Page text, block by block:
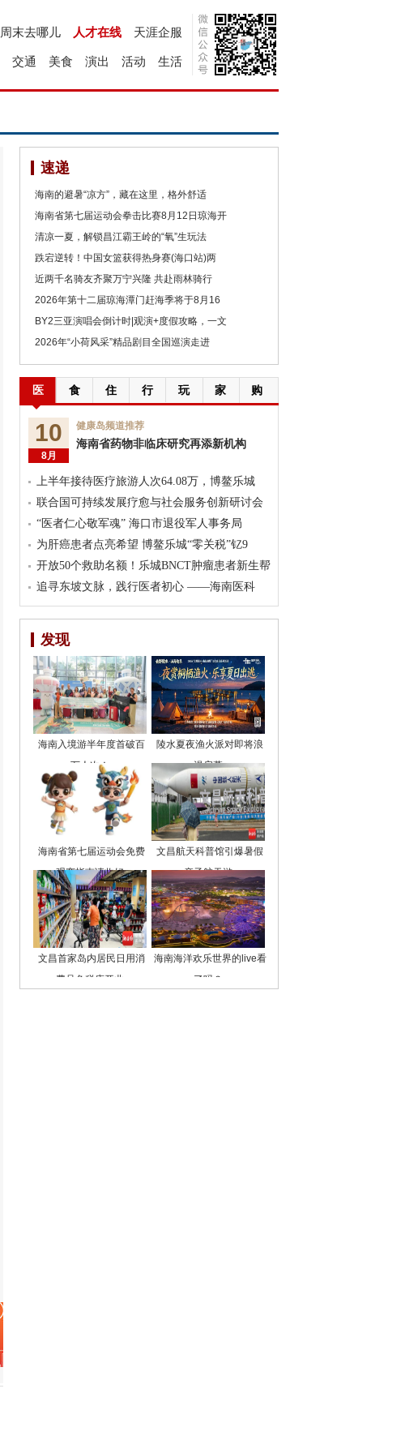
天涯企服
人才在线
周末去哪儿
生活
活动
演出
美食
交通
速递
海南的避暑“凉方”，藏在这里，格外舒适
海南省第七届运动会拳击比赛8月12日琼海开
清凉一夏，解锁昌江霸王岭的“氧”生玩法
跌宕逆转！中国女篮获得热身赛(海口站)两
近两千名骑友齐聚万宁兴隆 共赴雨林骑行
2026年第十二届琼海潭门赶海季将于8月16
BY2三亚演唱会倒计时|观演+度假攻略，一文
2026年“小荷风采”精品剧目全国巡演走进
医 食 住 行 玩 家 购
10
8月
健康岛频道推荐
海南省药物非临床研究再添新机构
上半年接待医疗旅游人次64.08万，博鳌乐城
联合国可持续发展疗愈与社会服务创新研讨会
“医者仁心敬军魂” 海口市退役军人事务局
为肝癌患者点亮希望 博鳌乐城“零关税”钇9
开放50个救助名额！乐城BNCT肿瘤患者新生帮
追寻东坡文脉，践行医者初心 ——海南医科
发现
海南入境游半年度首破百
万人次！
陵水夏夜渔火派对即将浪
漫启幕
海南省第七届运动会免费
观赛指南请收好
文昌航天科普馆引爆暑假
亲子航天游
文昌首家岛内居民日用消
费品免税店开业
海南海洋欢乐世界的live看
了吗？